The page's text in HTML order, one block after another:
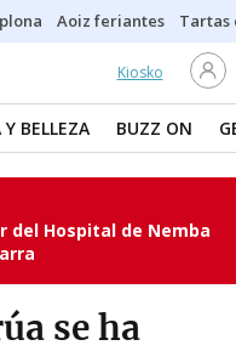
Aoiz feriantes Tartas
Kiosko
BELLEZA BUZZ ON
del Hospital de Nemba
se ha